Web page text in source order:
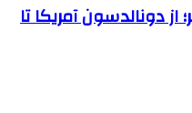
از دونالدسون آمریکا تا